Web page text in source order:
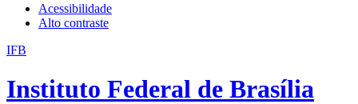
Acessibilidade
Alto contraste
IFB
Instituto Federal de Brasília